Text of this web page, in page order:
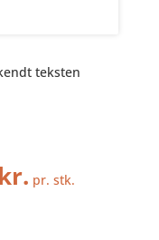
teksten
kr.Den
aktuelle
pr. stk.